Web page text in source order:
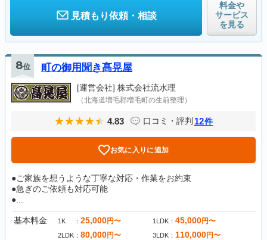
見積もり依頼・相談
料金や
サービス
を見る
8位 町の御用聞き髙晃屋
[運営会社] 株式会社流水理
（北海道増毛郡増毛町の生前整理）
4.83 口コミ・評判 12件
お気に入りに追加
●ご家族を想うような丁寧な対応・作業をお約束
●急ぎのご依頼も対応可能
●...
基本料金 1K 25,000円〜 1LDK 45,000円〜
2LDK 80,000円〜 3LDK 110,000円〜